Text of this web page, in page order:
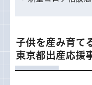
子供を産み育て
東京都出産応援